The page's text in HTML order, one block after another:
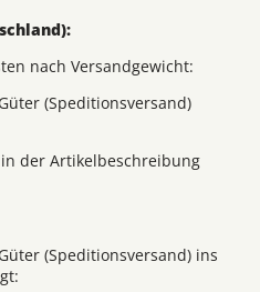
nach Versandgewicht:
(Speditionsversand)
der Artikelbeschreibung
(Speditionsversand) ins